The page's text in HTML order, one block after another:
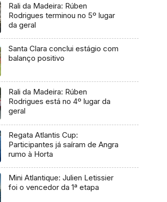
Rali da Madeira: Rúben
Rodrigues terminou no 5º lugar
da geral
Santa Clara conclui estágio com
balanço positivo
Rali da Madeira: Rúben
Rodrigues está no 4º lugar da
geral
Regata Atlantis Cup:
Participantes já saíram de Angra
rumo à Horta
Mini Atlantique: Julien Letissier
foi o vencedor da 1ª etapa